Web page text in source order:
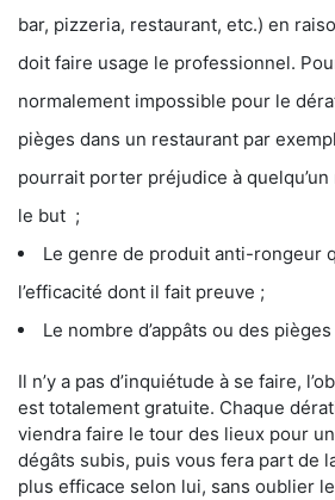
bar, pizzeria, restaurant, etc.) en
doit faire usage le professionnel.
normalement impossible pour le
pièges dans un restaurant par
pourrait porter préjudice à quelqu’un
le but ;
Le genre de produit anti-rongeur
l’efficacité dont il fait preuve ;
Le nombre d’appâts ou des
Il n’y a pas d’inquiétude à se faire,
est totalement gratuite. Chaque
viendra faire le tour des lieux pour
dégâts subis, puis vous fera part de
plus efficace selon lui, sans oublier